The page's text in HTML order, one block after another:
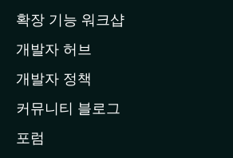
페
이
지
이
동
확장 기능 워크샵
개발자 허브
개발자 정책
커뮤니티 블로그
포럼